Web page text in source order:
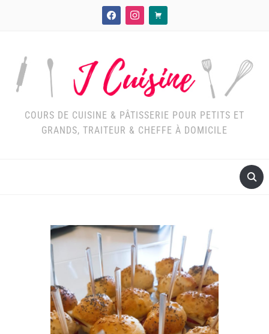
facebookinstagram
cart
COURS DE CUISINE & PÂTISSERIE POUR PETITS ET
GRANDS, TRAITEUR & CHEFFE À DOMICILE